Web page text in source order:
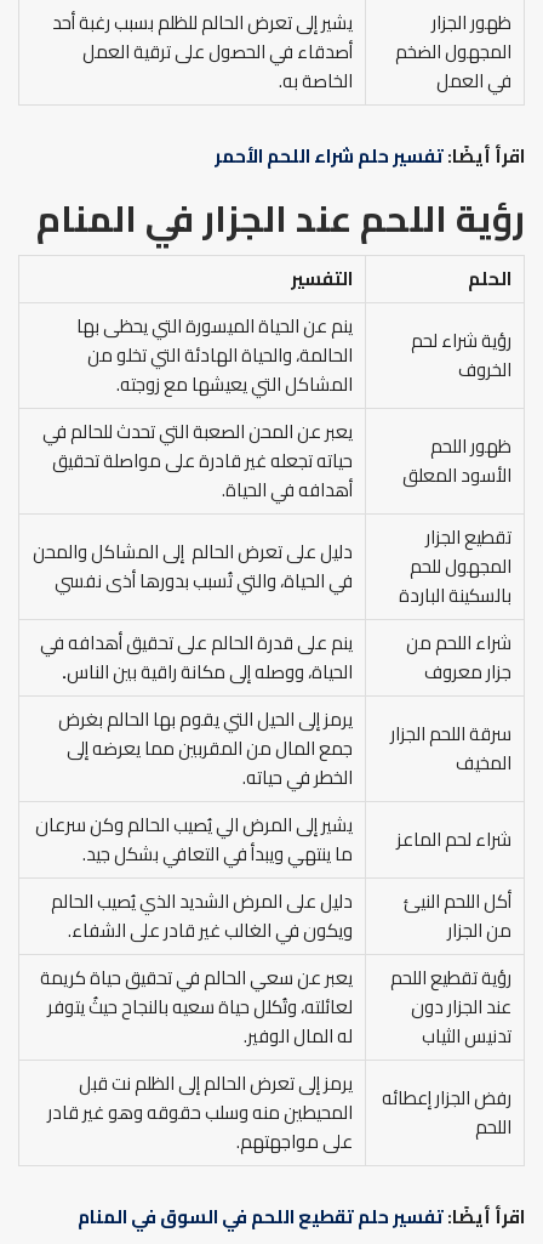
ظهور الجزار
المجهول الضخم
في العمل
يشير إلى تعرض الحالم للظلم بسبب رغبة أحد
أصدقاء في الحصول على ترقية العمل
الخاصة به.
اقرأ أيضًا:تفسير حلم شراء اللحم الأحمر
رؤية اللحم عند الجزار في المنام
الحلم
التفسير
رؤية شراء لحم
الخروف
ينم عن الحياة الميسورة التي يحظى بها
الحالمة، والحياة الهادئة التي تخلو من
المشاكل التي يعيشها مع زوجته.
ظهور اللحم
الأسود المعلق
يعبر عن المحن الصعبة التي تحدث للحالم في
حياته تجعله غير قادرة على مواصلة تحقيق
أهدافه في الحياة.
تقطيع الجزار
المجهول للحم
بالسكينة الباردة
دليل على تعرض الحالم إلى المشاكل والمحن
في الحياة، والتي تُسبب بدورها أذى نفسي
شراء اللحم من
جزار معروف
ينم على قدرة الحالم على تحقيق أهدافه في
الحياة، ووصله إلى مكانة راقية بين الناس.
سرقة اللحم الجزار
المخيف
يرمز إلى الحيل التي يقوم بها الحالم بغرض
جمع المال من المقربين مما يعرضه إلى
الخطر في حياته.
شراء لحم الماعز
يشير إلى المرض الي يُصيب الحالم وكن سرعان
ما ينتهي ويبدأ في التعافي بشكل جيد.
أكل اللحم النيئ
من الجزار
دليل على المرض الشديد الذي يُصيب الحالم
ويكون في الغالب غير قادر على الشفاء.
رؤية تقطيع اللحم
عند الجزار دون
تدنيس الثياب
يعبر عن سعي الحالم في تحقيق حياة كريمة
لعائلته، وتُكلل حياة سعيه بالنجاح حيثُ يتوفر
له المال الوفير.
رفض الجزار إعطائه
اللحم
يرمز إلى تعرض الحالم إلى الظلم نت قبل
المحيطين منه وسلب حقوقه وهو غير قادر
على مواجهتهم.
اقرأ أيضًا:تفسير حلم تقطيع اللحم في السوق في المنام